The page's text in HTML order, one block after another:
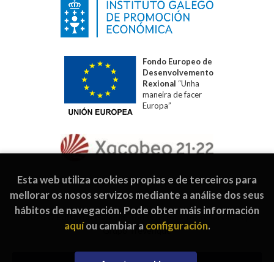
Fondo Europeo de
Desenvolvemento
Rexional “Unha
maneira de facer
Europa”
2026 ©Editorial Galaxia . Todos os dereitos reservados |
Grupo Trevenque
Esta web utiliza cookies propias e de terceiros para
mellorar os nosos servizos mediante a análise dos seus
hábitos de navegación. Pode obter máis información
aquíou cambiar a configuración.